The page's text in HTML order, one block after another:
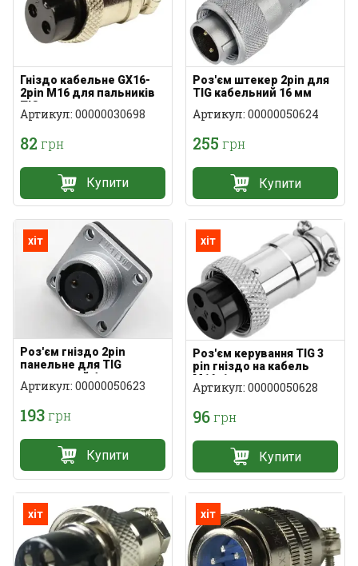
Гніздо кабельне GX16-
2pin M16 для пальників
TIG
Артикул: 00000030698
82 грн
Купити
Роз'єм штекер 2pin для
TIG кабельний 16 мм
Артикул: 00000050624
255 грн
Купити
хіт
Роз'єм гніздо 2pin
панельне для TIG
квадратний фланець
Артикул: 00000050623
193грн
Купити
хіт
Роз'єм керування TIG 3
pin гніздо на кабель
M16x1
Артикул: 00000050628
96грн
Купити
хіт хіт